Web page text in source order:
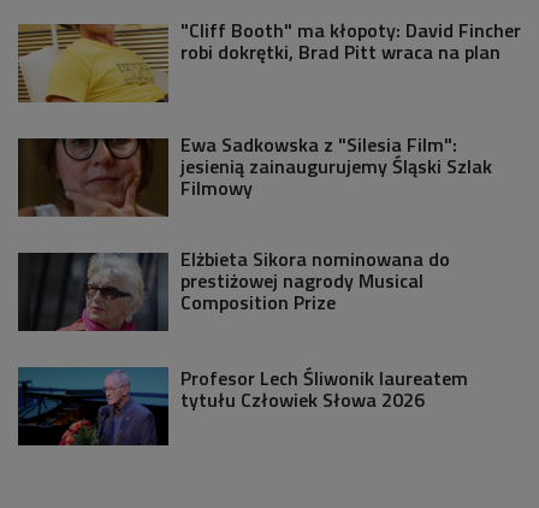
"Cliff Booth" ma kłopoty: David Fincher
robi dokrętki, Brad Pitt wraca na plan
Ewa Sadkowska z "Silesia Film":
jesienią zainaugurujemy Śląski Szlak
Filmowy
Elżbieta Sikora nominowana do
prestiżowej nagrody Musical
Composition Prize
Profesor Lech Śliwonik laureatem
tytułu Człowiek Słowa 2026